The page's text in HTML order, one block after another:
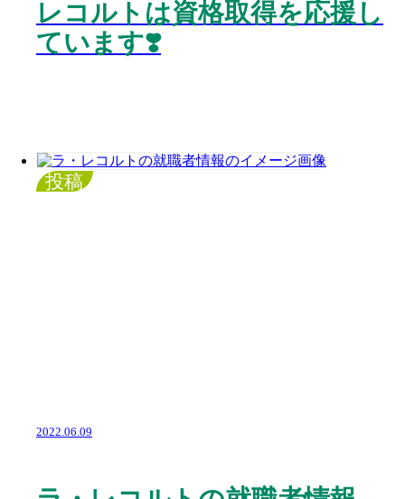
レコルトは資格取得を応援し
ています❣️
投稿
2022.06.09